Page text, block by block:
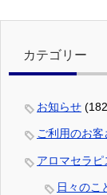
カテゴリー
お知らせ
ご利用のお客
アロマセラピ
日々のこ